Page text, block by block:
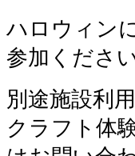
ハロウィン
参加ください
別途施設利
クラフト体